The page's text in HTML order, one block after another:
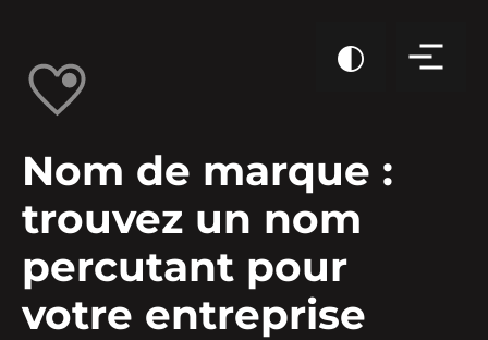
Nom de marque :
trouvez un nom
percutant pour
votre entreprise